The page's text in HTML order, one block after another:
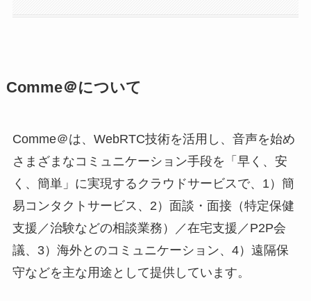
Comme＠について
Comme＠は、WebRTC技術を活用し、音声を始め
さまざまなコミュニケーション手段を「早く、安
く、簡単」に実現するクラウドサービスで、1）簡
易コンタクトサービス、2）面談・面接（特定保健
支援／治験などの相談業務）／在宅支援／P2P会
議、3）海外とのコミュニケーション、4）遠隔保
守などを主な用途として提供しています。